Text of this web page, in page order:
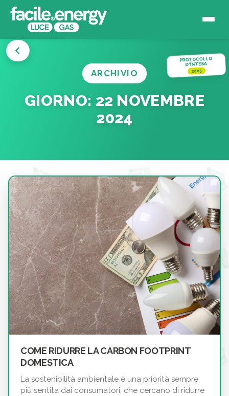
PROTOCOLLO
D'INTESA
2025
ARCHIVIO
GIORNO: 22 NOVEMBRE
2024
COME RIDURRE LA CARBON FOOTPRINT
DOMESTICA
La sostenibilità ambientale è una priorità sempre
più sentita dai consumatori, che cercano di ridurre